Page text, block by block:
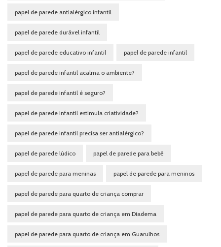
papel de parede antialérgico infantil
papel de parede durável infantil
papel de parede educativo infantil papel de parede infantil
papel de parede infantil acalma o ambiente?
papel de parede infantil é seguro?
papel de parede infantil estimula criatividade?
papel de parede infantil precisa ser antialérgico?
papel de parede lúdico papel de parede para bebê
papel de parede para meninas papel de parede para meninos
papel de parede para quarto de criança comprar
papel de parede para quarto de criança em Diadema
papel de parede para quarto de criança em Guarulhos